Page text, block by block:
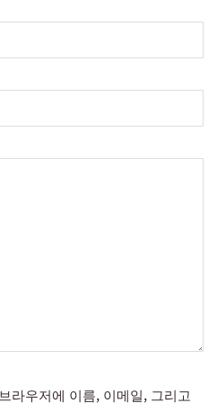
라우저에 이름, 이메일, 그리고